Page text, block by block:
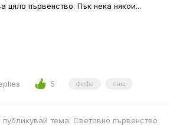
цяло първенство. Пък нека някои...
5 фифа сащ
тема: Световно първенство